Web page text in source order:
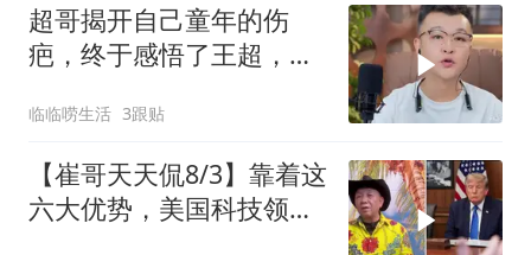
超哥揭开自己童年的伤
疤，终于感悟了王超，他
临临唠生活 3跟贴
【崔哥天天侃8/3】靠着这
六大优势，美国科技领军